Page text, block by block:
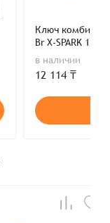
Ключ
Br X-SPARK 135-
в наличии
12 114 ₸